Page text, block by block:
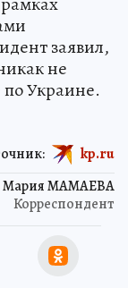
заявил,
не
Украине.
Мария МАМАЕВА
Корреспондент
kp.ru